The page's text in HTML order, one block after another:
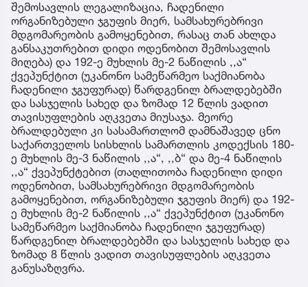
შემოსავლის ლეგალიზაცია, ჩადენილი
ორგანიზებული ჯგუფის მიერ, სამსახურებრივი
მდგომარეობის გამოყენებით, რასაც თან ახლდა
განსაკუთრებით დიდი ოდენობით შემოსავლის
მიღება) და 192-ე მუხლის მე-2 ნაწილის ,,ა“
ქვეპუნქტით (უკანონო სამეწარმეო საქმიანობა
ჩადენილი ჯგუფურად) წარდგენილ ბრალდებებში
და სასჯელის სახედ და ზომად 12 წლის ვადით
თავისუფლების აღკვეთა მიუსაჯა. მეორე
ბრალდებული კი სასამართლომ დამნაშავედ ცნო
საქართველოს სისხლის სამართლის კოდექსის 180-
ე მუხლის მე-3 ნაწილის ,,ა“, ,,ბ“ და მე-4 ნაწილის
,,ა“ ქვეპუნქტებით (თაღლითობა ჩადენილი დიდი
ოდენობით, სამსახურებრივი მდგომარეობის
გამოყენებით, ორგანიზებული ჯგუფის მიერ) და 192-
ე მუხლის მე-2 ნაწილის ,,ა“ ქვეპუნქტით (უკანონო
სამეწარმეო საქმიანობა ჩადენილი ჯგუფურად)
წარდგენილ ბრალდებებში და სასჯელის სახედ და
ზომად 8 წლის ვადით თავისუფლების აღკვეთა
განუსაზღვრა.